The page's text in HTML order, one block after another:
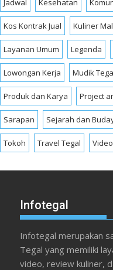
Jadwal Kesehatan
Kos Kontrak Jual Kuliner
Layanan Umum Legenda
Lowongan Kerja Mudik
Produk dan Karya Project
Sarapan Sejarah dan
Tokoh Travel Tegal
Infotegal
Infotegal merupakan
Tegal yang memiliki
video, review kuliner,